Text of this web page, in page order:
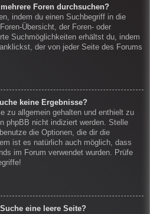
Foren durchsuchen?
indem du einen Suchbegriff in die
Übersicht, der Foren- oder
Suchmöglichkeiten erhältst du, indem
der von jeder Seite des Forums
keine Ergebnisse?
zu allgemein gehalten und enthielt zu
phpBB nicht indiziert werden. Stelle
die Optionen, die dir die
ist es natürlich auch möglich, dass
im Forum verwendet wurden. Prüfe
eine leere Seite?